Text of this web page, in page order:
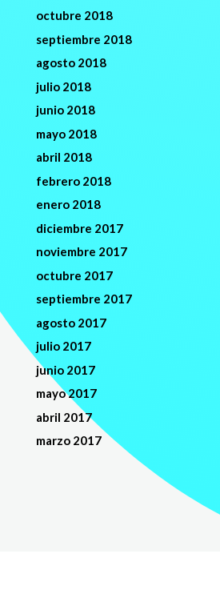
octubre 2018
septiembre 2018
agosto 2018
julio 2018
junio 2018
mayo 2018
abril 2018
febrero 2018
enero 2018
diciembre 2017
noviembre 2017
octubre 2017
septiembre 2017
agosto 2017
julio 2017
junio 2017
mayo 2017
abril 2017
marzo 2017